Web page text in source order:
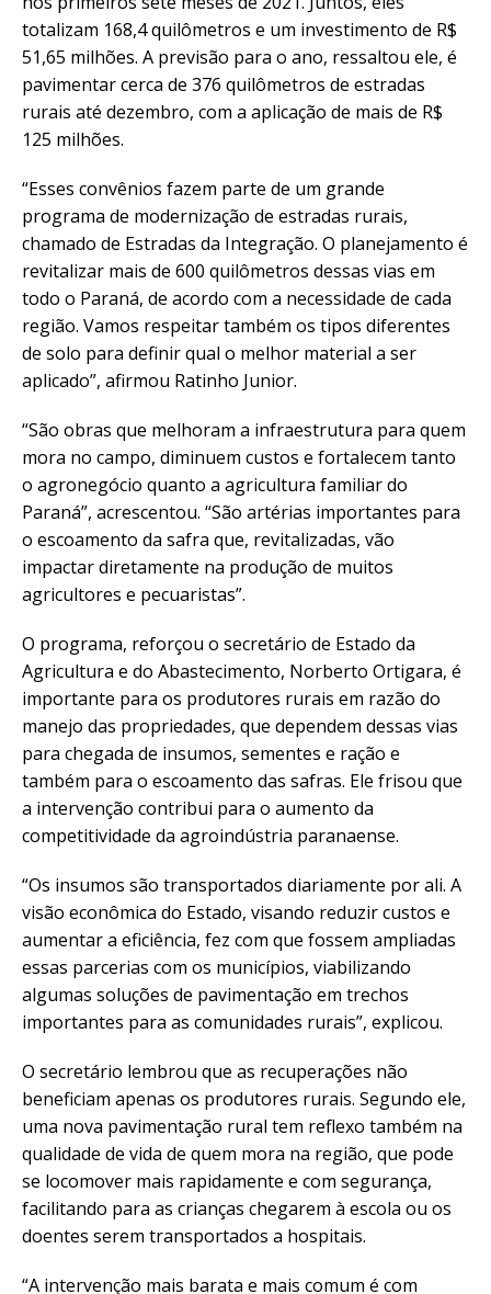
totalizam 168,4 quilômetros e um investimento de R$
51,65 milhões. A previsão para o ano, ressaltou ele, é
pavimentar cerca de 376 quilômetros de estradas
rurais até dezembro, com a aplicação de mais de R$
125 milhões.
“Esses convênios fazem parte de um grande
programa de modernização de estradas rurais,
chamado de Estradas da Integração. O planejamento é
revitalizar mais de 600 quilômetros dessas vias em
todo o Paraná, de acordo com a necessidade de cada
região. Vamos respeitar também os tipos diferentes
de solo para definir qual o melhor material a ser
aplicado”, afirmou Ratinho Junior.
“São obras que melhoram a infraestrutura para quem
mora no campo, diminuem custos e fortalecem tanto
o agronegócio quanto a agricultura familiar do
Paraná”, acrescentou. “São artérias importantes para
o escoamento da safra que, revitalizadas, vão
impactar diretamente na produção de muitos
agricultores e pecuaristas”.
O programa, reforçou o secretário de Estado da
Agricultura e do Abastecimento, Norberto Ortigara, é
importante para os produtores rurais em razão do
manejo das propriedades, que dependem dessas vias
para chegada de insumos, sementes e ração e
também para o escoamento das safras. Ele frisou que
a intervenção contribui para o aumento da
competitividade da agroindústria paranaense.
“Os insumos são transportados diariamente por ali. A
visão econômica do Estado, visando reduzir custos e
aumentar a eficiência, fez com que fossem ampliadas
essas parcerias com os municípios, viabilizando
algumas soluções de pavimentação em trechos
importantes para as comunidades rurais”, explicou.
O secretário lembrou que as recuperações não
beneficiam apenas os produtores rurais. Segundo ele,
uma nova pavimentação rural tem reflexo também na
qualidade de vida de quem mora na região, que pode
se locomover mais rapidamente e com segurança,
facilitando para as crianças chegarem à escola ou os
doentes serem transportados a hospitais.
“A intervenção mais barata e mais comum é com